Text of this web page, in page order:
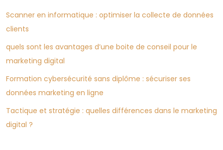
Scanner en informatique : optimiser la collecte de données
clients
quels sont les avantages d’une boite de conseil pour le
marketing digital
Formation cybersécurité sans diplôme : sécuriser ses
données marketing en ligne
Tactique et stratégie : quelles différences dans le marketing
digital ?